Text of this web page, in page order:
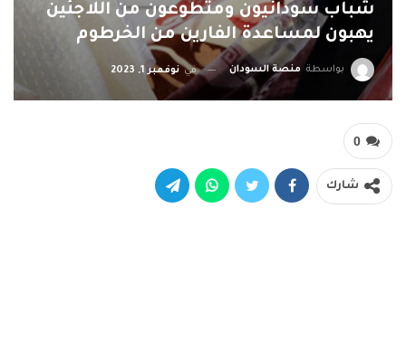
شباب سودانيون ومتطوعون من اللاجئين
يهبون لمساعدة الفارين من الخرطوم
بواسطة منصة السودان في نوفمبر 1, 2023
0
شارك